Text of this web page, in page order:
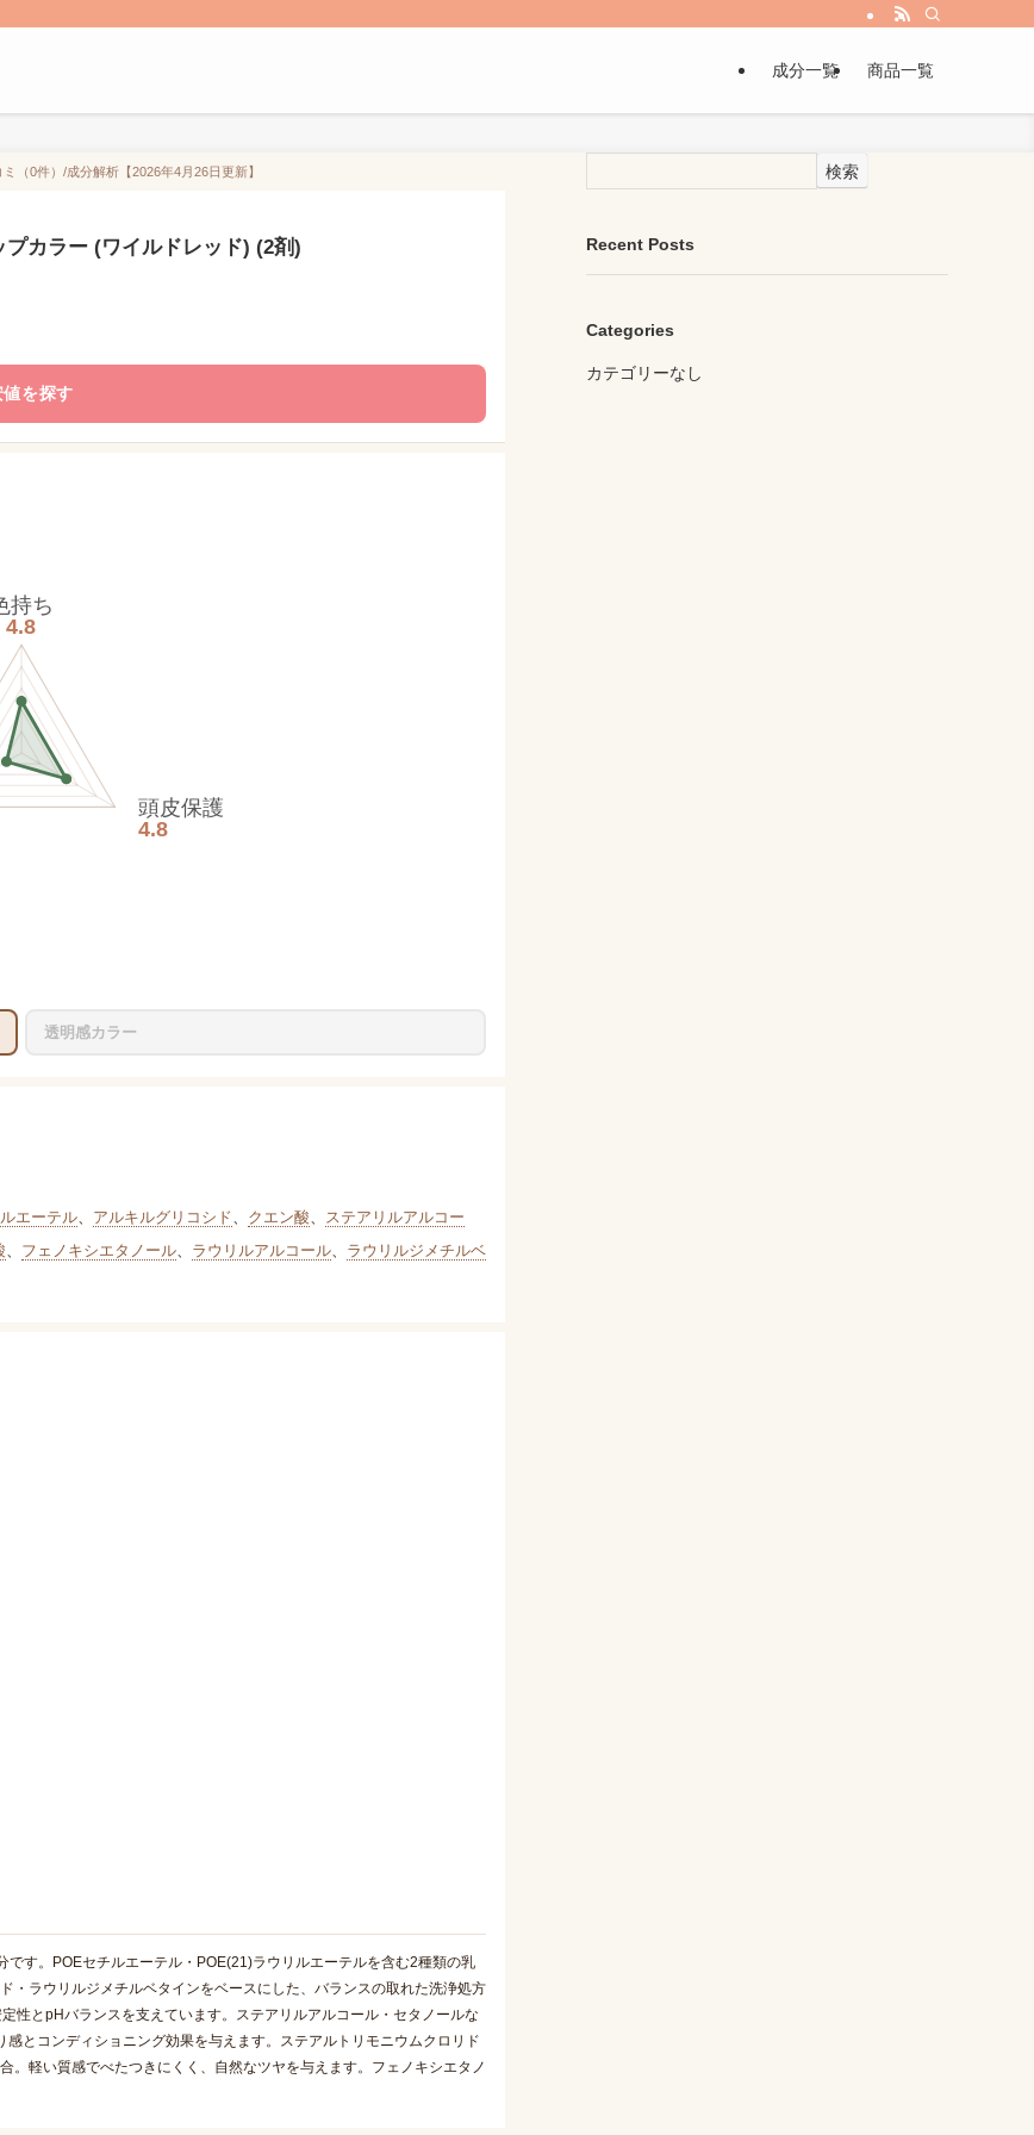
成分一覧 商品一覧
（0件）/成分解析【2026年4月26日更新】
カラー (ワイルドレッド) (2剤)
値を探す
持ち
4.8
頭皮保護
4.8
透明感カラー
エーテル、 アルキルグリコシド、 クエン酸、 ステアリルアルコー
、 フェノキシエタノール、 ラウリルアルコール、 ラウリルジメチルベ
す。POEセチルエーテル・POE(21)ラウリルエーテルを含む2種類の乳
・ラウリルジメチルベタインをベースにした、バランスの取れた洗浄処方
性とpHバランスを支えています。ステアリルアルコール・セタノールな
とコンディショニング効果を与えます。ステアルトリモニウムクロリド
。軽い質感でべたつきにくく、自然なツヤを与えます。フェノキシエタノ
検索
Recent Posts
Categories
カテゴリーなし